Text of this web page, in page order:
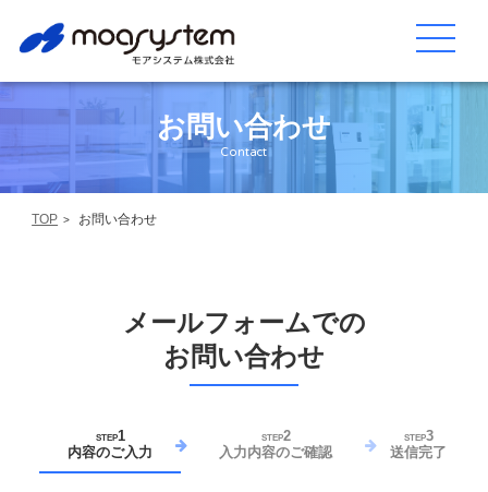
お問い合わせ
Contact
TOP お問い合わせ
メールフォームでの
お問い合わせ
STEP1
内容のご入力
STEP2
入力内容のご確認
STEP3
送信完了